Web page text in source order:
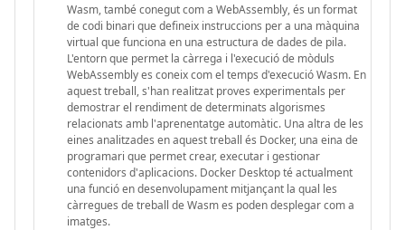
Wasm, també conegut com a WebAssembly, és un format
de codi binari que defineix instruccions per a una màquina
virtual que funciona en una estructura de dades de pila.
L'entorn que permet la càrrega i l'execució de mòduls
WebAssembly es coneix com el temps d'execució Wasm. En
aquest treball, s'han realitzat proves experimentals per
demostrar el rendiment de determinats algorismes
relacionats amb l'aprenentatge automàtic. Una altra de les
eines analitzades en aquest treball és Docker, una eina de
programari que permet crear, executar i gestionar
contenidors d'aplicacions. Docker Desktop té actualment
una funció en desenvolupament mitjançant la qual les
càrregues de treball de Wasm es poden desplegar com a
imatges.